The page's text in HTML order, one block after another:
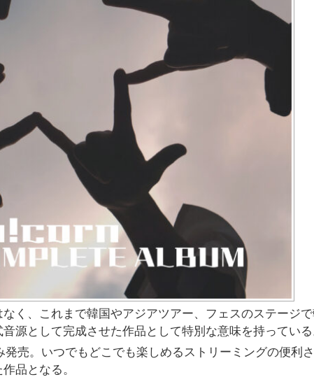
く、これまで韓国やアジアツアー、フェスのステージで
源として完成させた作品として特別な意味を持っている
売。いつでもどこでも楽しめるストリーミングの便利さ
品となる。